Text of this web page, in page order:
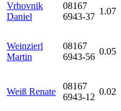
Vrhovnik
Daniel
08167
6943-37
1.07
Weinzierl
Martin
08167
6943-56
0.05
Weiß Renate
08167
6943-12
0.02